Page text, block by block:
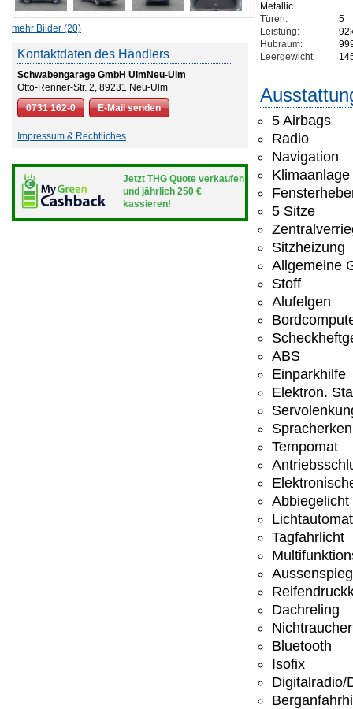
mehr Bilder (20)
Kontaktdaten des Händlers
Schwabengarage GmbH UlmNeu-Ulm
Otto-Renner-Str. 2, 89231 Neu-Ulm
0731 162-0
E-Mail senden
Impressum & Rechtliches
Jetzt THG Quote verkaufen
und jährlich 250 €
kassieren!
Metallic
Türen:
5
Leistung:
Hubraum:
Leergewicht:
5 Airbags
Radio
Navigation
Klimaanlage
5 Sitze
Sitzheizung
Allgemeine
Stoff
Alufelgen
ABS
Einparkhilfe
Elektron.
Tempomat
Abbiegelicht
Tagfahrlicht
Dachreling
Bluetooth
Isofix
Digitalradio/